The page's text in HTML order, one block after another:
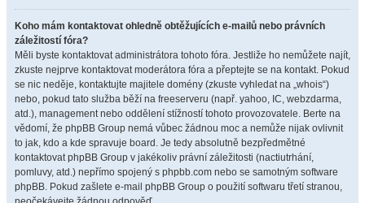
Koho mám kontaktovat ohledně obtěžujících e-mailů nebo právních
záležitostí fóra?
Měli byste kontaktovat administrátora tohoto fóra. Jestliže ho nemůžete najít,
zkuste nejprve kontaktovat moderátora fóra a přeptejte se na kontakt. Pokud
se nic neděje, kontaktujte majitele domény (zkuste vyhledat na „whois“)
nebo, pokud tato služba běží na freeserveru (např. yahoo, IC, webzdarma,
atd.), management nebo oddělení stížností tohoto provozovatele. Berte na
vědomí, že phpBB Group nemá vůbec žádnou moc a nemůže nijak ovlivnit
to jak, kdo a kde spravuje board. Je tedy absolutně bezpředmětné
kontaktovat phpBB Group v jakékoliv právní záležitosti (nactiutrhání,
pomluvy, atd.) nepřímo spojený s phpbb.com nebo se samotným software
phpBB. Pokud zašlete e-mail phpBB Group o použití softwaru třetí stranou,